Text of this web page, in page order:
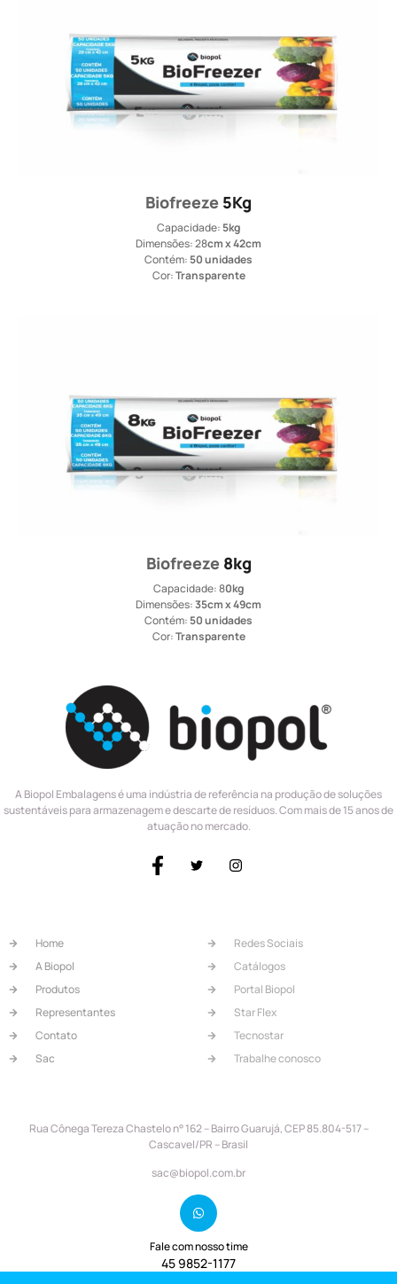
Biofreeze 5Kg
Capacidade:5kg
Dimensões: 28cm x 42cm
Contém:50 unidades
Cor:Transparente
Biofreeze 8kg
Capacidade: 80kg
Dimensões:35cm x 49cm
Contém:50 unidades
Cor:Transparente
A Biopol Embalagens é uma indústria de referência na produção de soluções
sustentáveis para armazenagem e descarte de resíduos. Com mais de 15 anos de
atuação no mercado.
Home
A Biopol
Produtos
Representantes
Contato
Sac
Redes Sociais
Catálogos
Portal Biopol
Star Flex
Tecnostar
Trabalhe conosco
Rua Cônega Tereza Chastelo n° 162 – Bairro Guarujá, CEP 85.804-517 –
Cascavel/PR – Brasil
sac@biopol.com.br
Fale com nosso time
45 9852-1177